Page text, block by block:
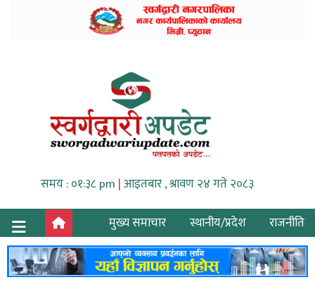
समय : ०१:३८ pm |आइतबार , श्रावण २४ गते २०८३
मुख्य समाचार
स्थानीय/प्रदेश राजनीति